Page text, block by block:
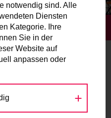
Hier finden Sie die
Schreiben Sie
AFFAIRS
notwendig sind. Alle
Diensten
Kategorie. Ihre
Sie in der
Website auf
anpassen oder